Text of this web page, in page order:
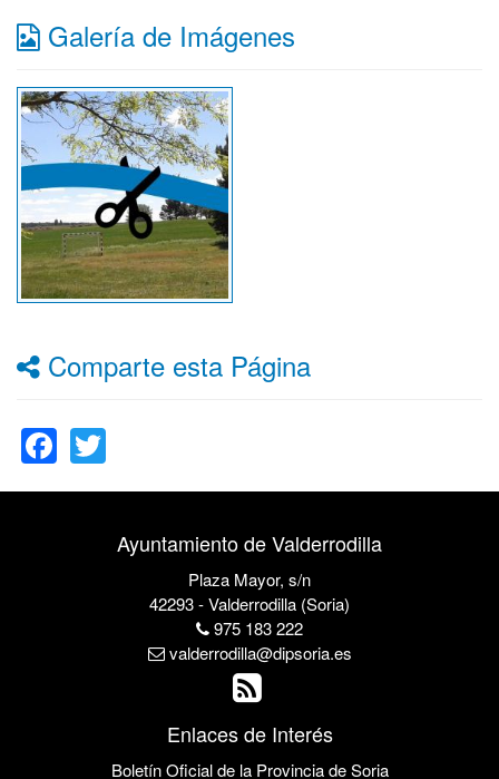
Galería de Imágenes
Comparte esta Página
Facebook
Ayuntamiento de Valderrodilla
Plaza Mayor, s/n
42293 - Valderrodilla (Soria)
975 183 222
valderrodilla@dipsoria.es
Enlaces de Interés
Boletín Oficial de la Provincia de Soria